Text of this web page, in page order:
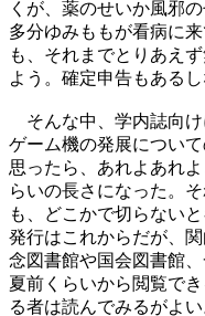
くが、薬のせいか風邪
多分ゆみももが看病に
も、それまでとりあえ
よう。確定申告もあるし
そんな中、学内誌向け
ゲーム機の発展につい
思ったら、あれよあれ
らいの長さになった。
も、どこかで切らないと
発行はこれからだが、
念図書館や国会図書館
夏前くらいから閲覧で
る者は読んでみるがよい